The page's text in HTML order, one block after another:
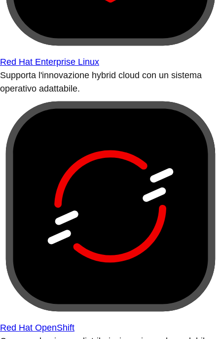
Red Hat Enterprise Linux
Supporta l'innovazione hybrid cloud con un sistema
operativo adattabile.
Red Hat OpenShift